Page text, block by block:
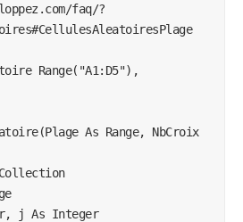
faq/?